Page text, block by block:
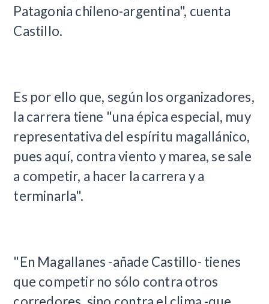
Patagonia chileno-argentina", cuenta
Castillo.
Es por ello que, según los organizadores,
la carrera tiene "una épica especial, muy
representativa del espíritu magallánico,
pues aquí, contra viento y marea, se sale
a competir, a hacer la carrera y a
terminarla".
"En Magallanes -añade Castillo- tienes
que competir no sólo contra otros